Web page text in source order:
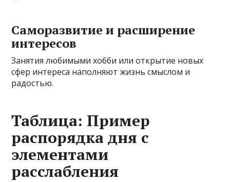
Саморазвитие и расширение
интересов
Занятия любимыми хобби или открытие новых
сфер интереса наполняют жизнь смыслом и
радостью.
Таблица: Пример
распорядка дня с
элементами
расслабления